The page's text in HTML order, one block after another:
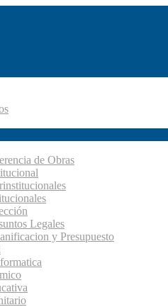
de Obras
Legales
y Presupuesto